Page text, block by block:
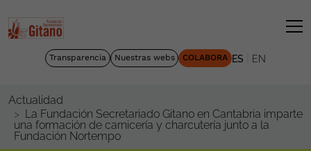
Transparencia Nuestras webs COLABORA ES EN
Actualidad
La Fundación Secretariado Gitano en Cantabria imparte
una formación de carnicería y charcutería junto a la
Fundación Nortempo